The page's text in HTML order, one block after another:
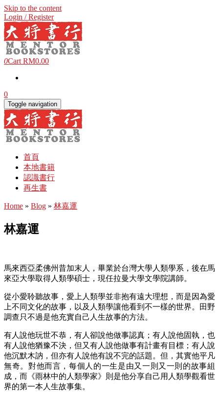
Skip to the content
Login / Register
0Cart RM0.00
0
Toggle navigation
首頁
本地書籍
認識書行
再生書
Home » Blog » 林嘉運
林嘉運
馬來西亞柔佛州昔加末人，畢業於台灣大學人類學系，後在馬
來亞大學取得人類學碩士，現任拉曼大學文學院講師。
從小愛聆聽故事，愛上人類學並非抱有遠大理想，而是因為愛
上不同文化的故事，以及人類學讓他看到不一樣的世界。田野
調查只不過是他充實自己人生故事的方法。
有人說他玩世不恭，有人卻說他做事認真；有人說他固執，也
有人說他猶豫不決，但又有人說他做事有計畫有目標；有人說
他沉默木訥，但亦有人說他有說不完的話題。但，其實他平凡
無奇。對他而言，每個人的一生是由又一則又一則的故事組
成，而《雨林中的人類學家》則是他分享自己用人類學觀看世
界的第一本人生故事集。